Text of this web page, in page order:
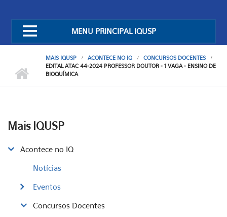
MENU PRINCIPAL IQUSP
MAIS IQUSP ACONTECE NO IQ
CONCURSOS DOCENTES
EDITAL ATAC 44-2024 PROFESSOR DOUTOR - 1 VAGA - ENSINO DE
BIOQUÍMICA
Mais IQUSP
Acontece no IQ
Notícias
Eventos
Concursos Docentes